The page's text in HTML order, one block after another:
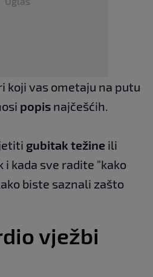
koji vas ometaju na putu
popis najčešćih.
gubitak težine ili
kada sve radite "kako
biste saznali zašto
vježbi